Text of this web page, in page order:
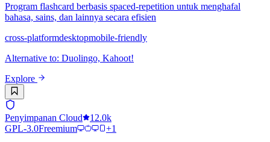
Program flashcard berbasis spaced-repetition untuk menghafal
bahasa, sains, dan lainnya secara efisien
cross-platformdesktopmobile-friendly
Alternative to: Duolingo, Kahoot!
Explore
Penyimpanan Cloud
12.0k
GPL-3.0Freemium +1